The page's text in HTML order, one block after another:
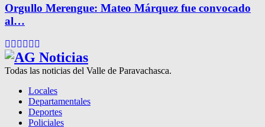
Orgullo Merengue: Mateo Márquez fue convocado
al…
Facebook
Twitter
Instagram
Pinterest
Google
Todas las noticias del Valle de Paravachasca.
Locales
Departamentales
Deportes
Policiales